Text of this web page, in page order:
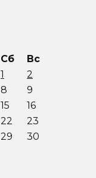
Сб
Вс
1
2
8
9
15
16
22
23
29
30